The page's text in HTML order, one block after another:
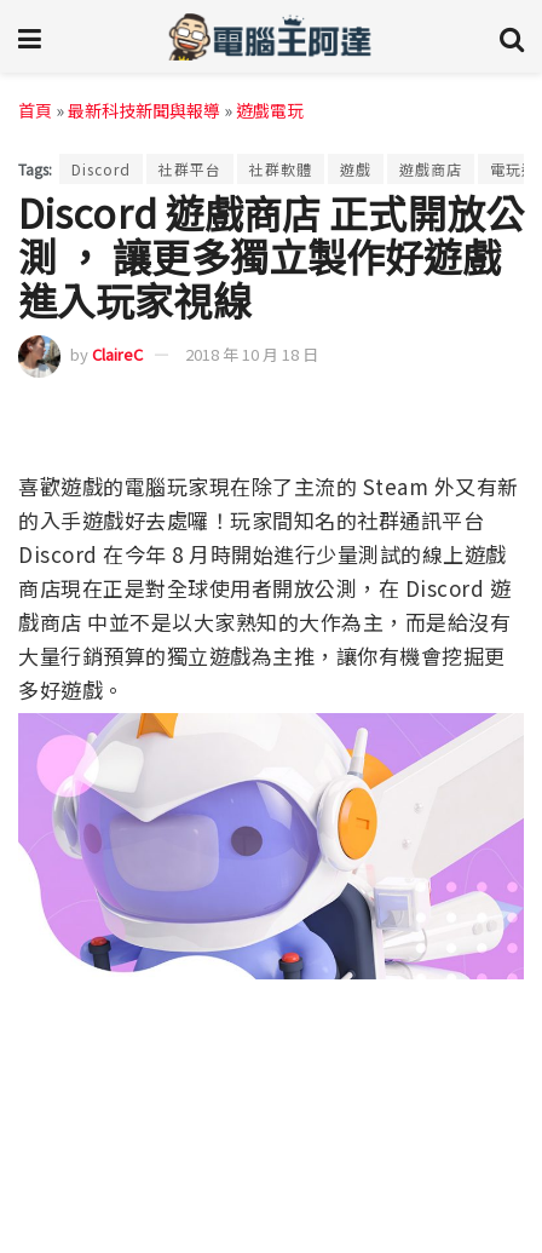
首頁 »最新科技新聞與報導 »遊戲電玩
Tags: Discord 社群平台 社群軟體 遊戲 遊戲商店 電玩遊
Discord 遊戲商店 正式開放公
測 ， 讓更多獨立製作好遊戲
進入玩家視線
byClaireC 2018 年 10 月 18 日
喜歡遊戲的電腦玩家現在除了主流的 Steam 外又有新
的入手遊戲好去處囉！玩家間知名的社群通訊平台
Discord 在今年 8 月時開始進行少量測試的線上遊戲
商店現在正是對全球使用者開放公測，在 Discord 遊
戲商店 中並不是以大家熟知的大作為主，而是給沒有
大量行銷預算的獨立遊戲為主推，讓你有機會挖掘更
多好遊戲。